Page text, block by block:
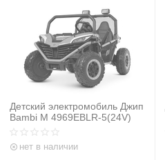
Детский электромобиль Джип
Bambi M 4969EBLR-5(24V)
нет в наличии